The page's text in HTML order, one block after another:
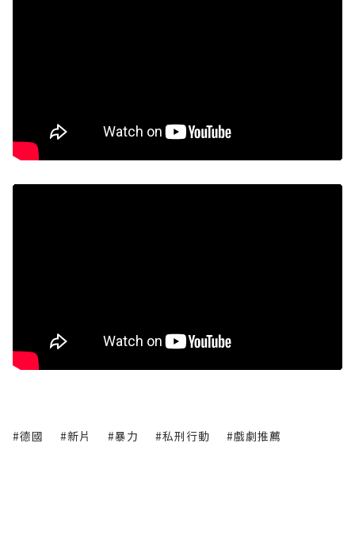
#德國 #新片 #暴力 #私刑行動 #戲劇推薦